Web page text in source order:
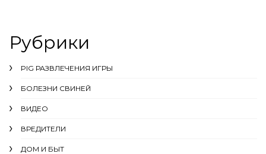
Рубрики
PIG РАЗВЛЕЧЕНИЯ ИГРЫ
БОЛЕЗНИ СВИНЕЙ
ВИДЕО
ВРЕДИТЕЛИ
ДОМ И БЫТ